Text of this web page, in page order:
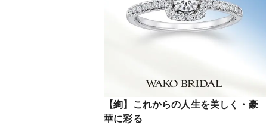
【絢】これからの人生を美しく・豪
華に彩る